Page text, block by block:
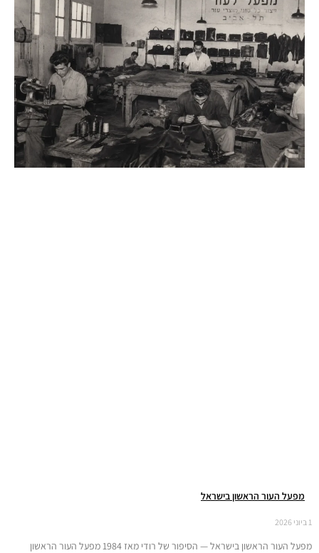
מפעל העור הראשון בישראל
1 ביוני 2026
מפעל העור הראשון בישראל — הסיפור של רודי מאז 1984 מפעל העור הראשון